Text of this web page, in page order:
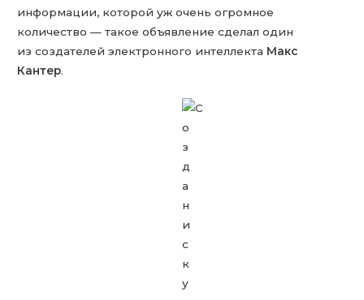
информации, которой уж очень огромное
количество — такое объявление сделал один
из создателей электронного интеллекта Макс
Кантер.